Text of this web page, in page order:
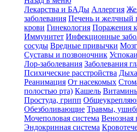
Лекарства и БАДы Аллергия
заболевания Печень и желчный
крови Гинекология Поражения
Иммунитет Инфекционные
сосуды Вредные привычки
Суставы и позвоночник
Лор-заболевания Заболевания
Психические расстройства
Реанимация От насекомых
полостью рта) Кашель
Простуда, грипп
Обезболивающие Травмы,
Мочеполовая система Венозная
Эндокринная система